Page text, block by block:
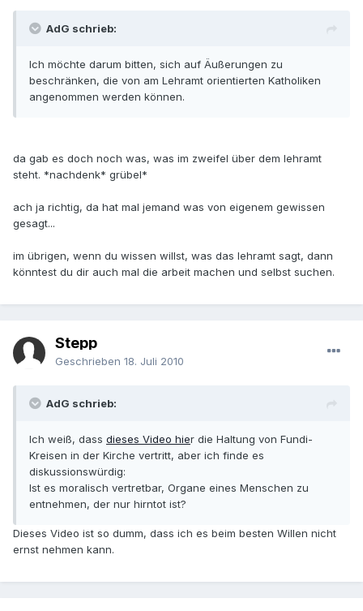
AdG schrieb:
Ich möchte darum bitten, sich auf Äußerungen zu
beschränken, die von am Lehramt orientierten Katholiken
angenommen werden können.
da gab es doch noch was, was im zweifel über dem lehramt
steht. *nachdenk* grübel*
ach ja richtig, da hat mal jemand was von eigenem gewissen
gesagt...
im übrigen, wenn du wissen willst, was das lehramt sagt, dann
könntest du dir auch mal die arbeit machen und selbst suchen.
Stepp
Geschrieben 18. Juli 2010
AdG schrieb:
Ich weiß, dass dieses Video hier die Haltung von Fundi-
Kreisen in der Kirche vertritt, aber ich finde es
diskussionswürdig:
Ist es moralisch vertretbar, Organe eines Menschen zu
entnehmen, der nur hirntot ist?
Dieses Video ist so dumm, dass ich es beim besten Willen nicht
ernst nehmen kann.